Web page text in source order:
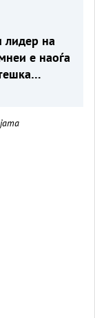
лидер на
е наоѓа